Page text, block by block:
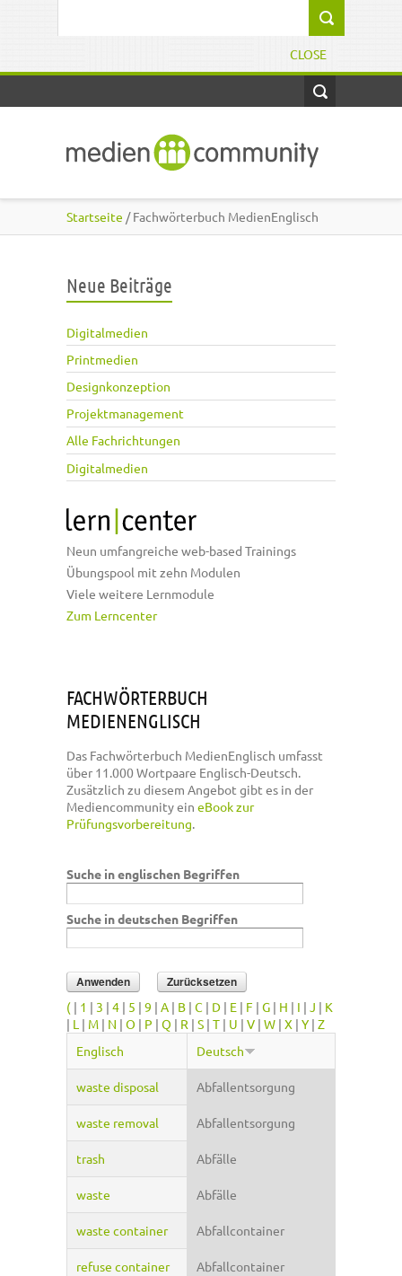
CLOSE
Startseite / Fachwörterbuch MedienEnglisch
Neue Beiträge
Digitalmedien
Printmedien
Designkonzeption
Projektmanagement
Alle Fachrichtungen
Digitalmedien
Neun umfangreiche web-based Trainings
Übungspool mit zehn Modulen
Viele weitere Lernmodule
Zum Lerncenter
FACHWÖRTERBUCH
MEDIENENGLISCH
Das Fachwörterbuch MedienEnglisch umfasst
über 11.000 Wortpaare Englisch-Deutsch.
Zusätzlich zu diesem Angebot gibt es in der
Mediencommunity ein eBook zur
Prüfungsvorbereitung.
Suche in englischen Begriffen
Suche in deutschen Begriffen
( | 1 | 3 | 4 | 5 | 9 | A | B | C | D | E | F | G | H | I | J | K
| L | M | N | O | P | Q | R | S | T | U | V | W | X | Y | Z
Englisch
Deutsch
waste disposal Abfallentsorgung
waste removal Abfallentsorgung
trash Abfälle
waste Abfälle
waste container Abfallcontainer
refuse container Abfallcontainer